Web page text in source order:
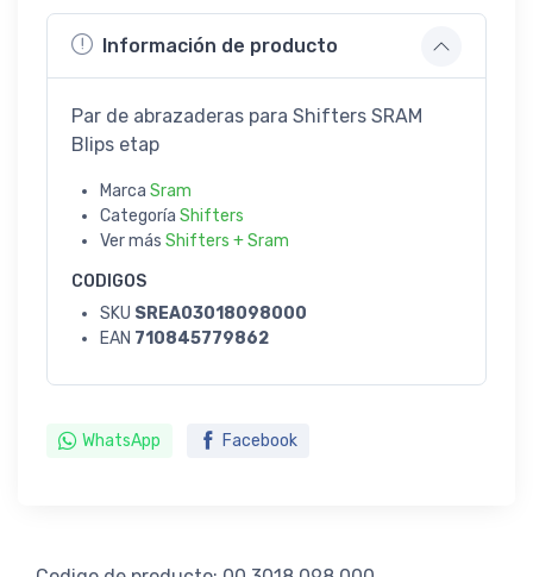
Información de producto
Par de abrazaderas para Shifters SRAM
Blips etap
Marca Sram
Categoría Shifters
Ver más Shifters + Sram
CODIGOS
SKU SREA03018098000
EAN 710845779862
WhatsApp Facebook